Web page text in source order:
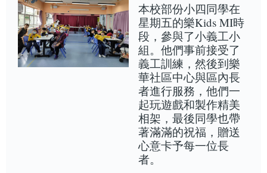
本校部份小四同學在
星期五的樂Kids MI時
段，參與了小義工小
組。他們事前接受了
義工訓練，然後到樂
華社區中心與區內長
者進行服務，他們一
起玩遊戲和製作精美
相架，最後同學也帶
著滿滿的祝福，贈送
心意卡予每一位長
者。